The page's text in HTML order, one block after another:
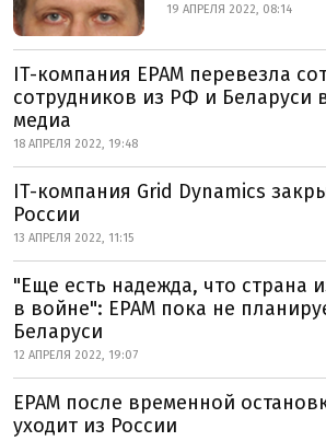
19 АПРЕЛЯ 2022, 08:14
IT-компания EPAM перевезла
сотрудников из РФ и Беларуси
медиа
18 АПРЕЛЯ 2022, 19:48
IT-компания Grid Dynamics
России
13 АПРЕЛЯ 2022, 11:15
"Еще есть надежда, что страна
в войне": EPAM пока не
Беларуси
12 АПРЕЛЯ 2022, 19:07
EPAM после временной
уходит из России